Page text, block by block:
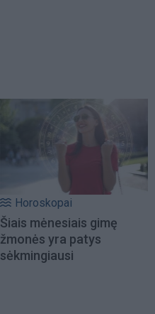
Horoskopai
Šiais mėnesiais gimę
žmonės yra patys
sėkmingiausi